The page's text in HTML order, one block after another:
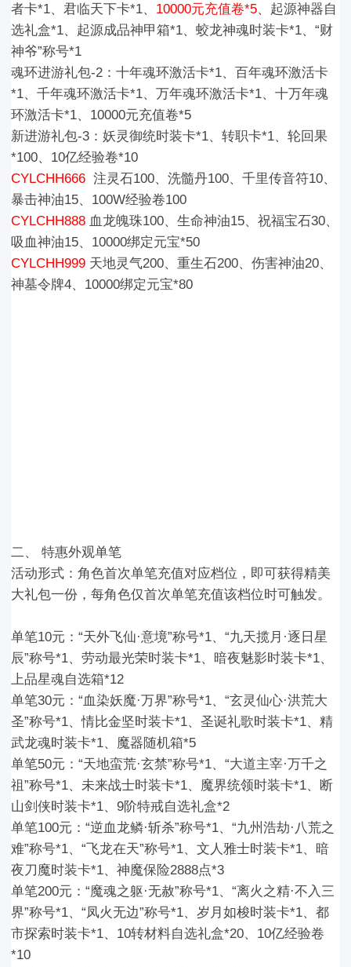
者卡*1、君临天下卡*1、 10000元充值卷*5、 起源神器自
选礼盒*1、 起源成品神甲箱*1、蛟龙神魂时装卡*1、“财
神爷”称号*1
魂环进游礼包-2 ：十年魂环激活卡*1、百年魂环激活卡
*1、千年魂环激活卡*1、万年魂环激活卡*1、十万年魂
环激活卡*1、 10000元充值卷*5
新进游礼包-3：妖灵御统时装卡*1、转职卡*1、轮回果
*100、10亿经验卷*10
CYLCHH666 注灵石100、洗髓丹100、千里传音符10、
暴击神油15、100W经验卷100
CYLCHH888 血龙魄珠100、生命神油15、祝福宝石30、
吸血神油15、10000绑定元宝*50
CYLCHH999 天地灵气200、重生石200、伤害神油20、
神墓令牌4、10000绑定元宝*80
二、特惠外观单笔
活动形式：角色首次单笔充值对应档位，即可获得精美
大礼包一份，每角色仅首次单笔充值该档位时可触发。
单笔10元：“天外飞仙·意境”称号*1、“九天揽月·逐日星
辰”称号*1、劳动最光荣时装卡*1、暗夜魅影时装卡*1、
上品星魂自选箱*12
单笔30元：“血染妖魔·万界”称号*1、“玄灵仙心·洪荒大
圣”称号*1、情比金坚时装卡*1、圣诞礼歌时装卡*1、精
武龙魂时装卡*1、魔器随机箱*5
单笔50元：“天地蛮荒·玄禁”称号*1、“大道主宰·万千之
祖”称号*1、未来战士时装卡*1、魔界统领时装卡*1、断
山剑侠时装卡*1、9阶特戒自选礼盒*2
单笔100元：“逆血龙鳞·斩杀”称号*1、“九州浩劫·八荒之
难”称号*1、“飞龙在天”称号*1、文人雅士时装卡*1、暗
夜刀魔时装卡*1、神魔保险2888点*3
单笔200元：“魔魂之躯·无赦”称号*1、“离火之精·不入三
界”称号*1、“凤火无边”称号*1、岁月如梭时装卡*1、都
市探索时装卡*1、10转材料自选礼盒*20、10亿经验卷
*10